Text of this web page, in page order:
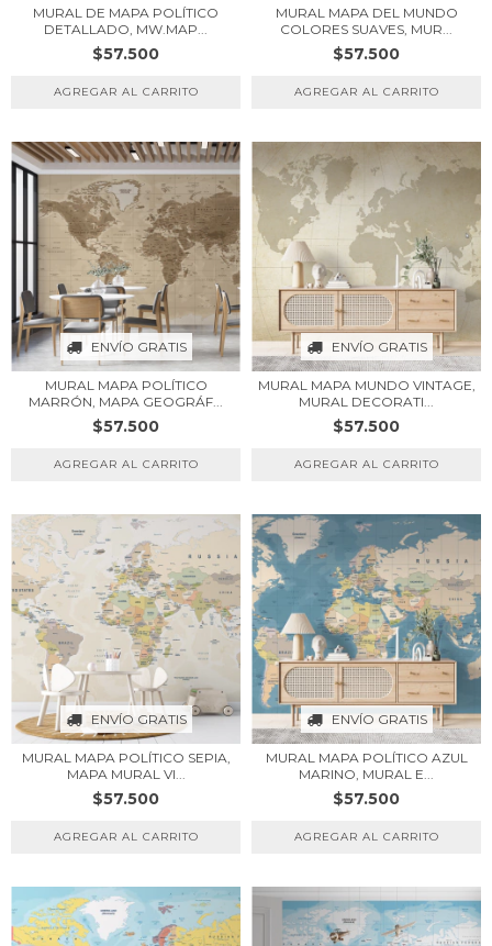
MURAL DE MAPA POLÍTICO
DETALLADO, MW.MAP...
$57.500
MURAL MAPA DEL MUNDO
COLORES SUAVES, MUR...
$57.500
ENVÍO GRATIS
MURAL MAPA POLÍTICO
MARRÓN, MAPA GEOGRÁF...
$57.500
ENVÍO GRATIS
MURAL MAPA MUNDO VINTAGE,
MURAL DECORATI...
$57.500
ENVÍO GRATIS
MURAL MAPA POLÍTICO SEPIA,
MAPA MURAL VI...
$57.500
ENVÍO GRATIS
MURAL MAPA POLÍTICO AZUL
MARINO, MURAL E...
$57.500